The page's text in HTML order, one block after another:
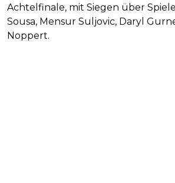
Achtelfinale, mit Siegen über
Sousa, Mensur Suljovic, Daryl
Noppert.